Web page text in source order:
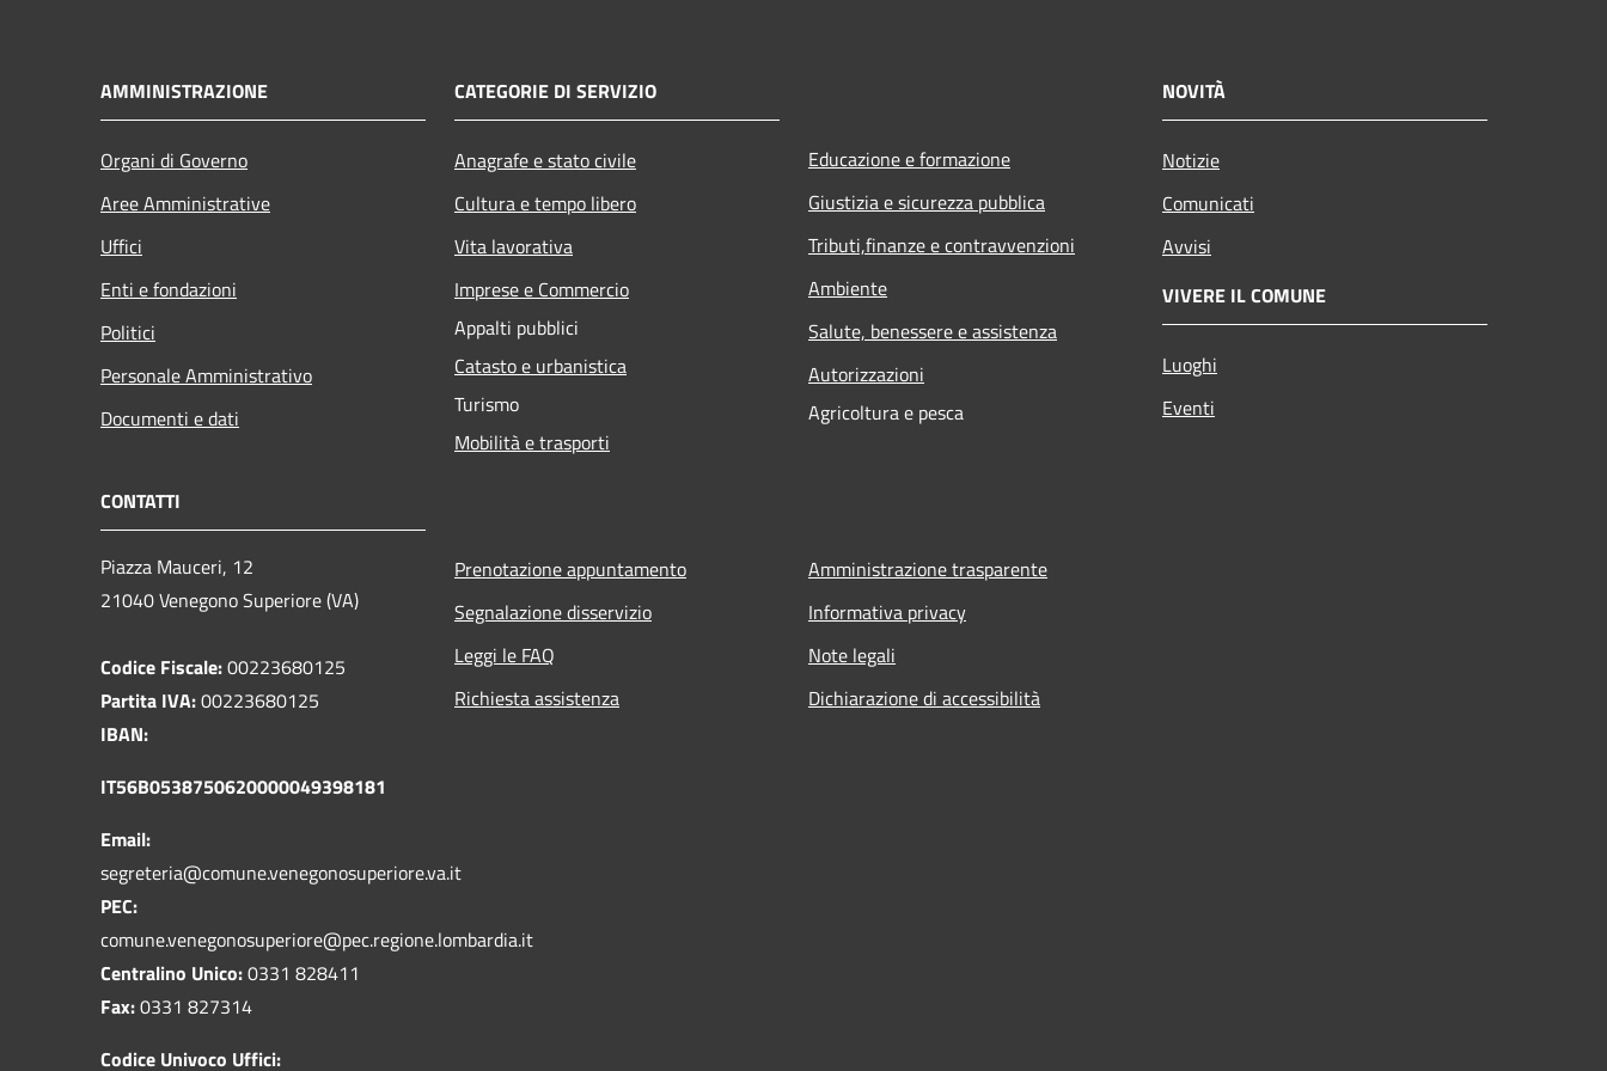
AMMINISTRAZIONE
Organi di Governo
Aree Amministrative
Uffici
Enti e fondazioni
Politici
Personale Amministrativo
Documenti e dati
CATEGORIE DI SERVIZIO
Anagrafe e stato civile
Cultura e tempo libero
Vita lavorativa
Imprese e Commercio
Appalti pubblici
Catasto e urbanistica
Turismo
Mobilità e trasporti
Educazione e formazione
Giustizia e sicurezza pubblica
Tributi,finanze e contravvenzioni
Ambiente
Salute, benessere e assistenza
Autorizzazioni
Agricoltura e pesca
NOVITÀ
Notizie
Comunicati
Avvisi
VIVERE IL COMUNE
Luoghi
Eventi
CONTATTI
Piazza Mauceri, 12
21040 Venegono Superiore (VA)
Codice Fiscale:00223680125
Partita IVA:00223680125
IBAN:
IT56B0538750620000049398181
Email:
segreteria@comune.venegonosuperiore.va.it
PEC:
comune.venegonosuperiore@pec.regione.lombardia.it
Centralino Unico:0331 828411
Fax:0331 827314
Codice Univoco Uffici:
Prenotazione appuntamento
Segnalazione disservizio
Leggi le FAQ
Richiesta assistenza
Amministrazione trasparente
Informativa privacy
Note legali
Dichiarazione di accessibilità